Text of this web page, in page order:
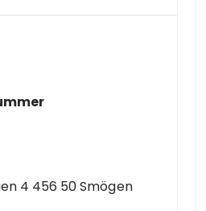
4 456 50 Smögen